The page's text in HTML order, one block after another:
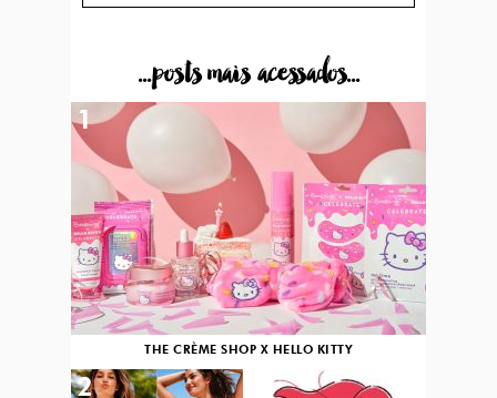
...posts mais acessados...
THE CRÈME SHOP X HELLO KITTY
1
2 3